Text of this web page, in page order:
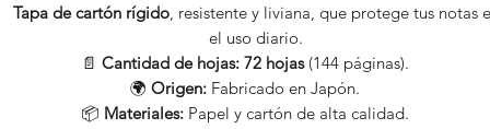
Tapa de cartón rígido, resistente y liviana, que protege tus notas
el uso diario.
📄 Cantidad de hojas: 72 hojas(144 páginas).
🌍 Origen: Fabricado en Japón.
📦 Materiales: Papel y cartón de alta calidad.